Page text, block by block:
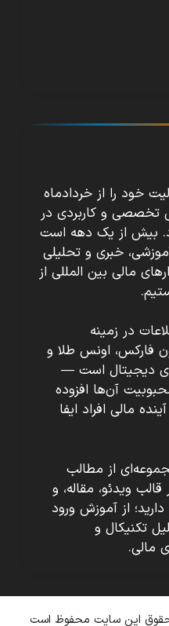
خود را از خردادماه
تخصصی و کاربردی در
بیش از یک دهه است
خبری و تحلیلی
مالی بین المللی از
در زمینه
فارکس، اونس طلا و
دیجیتال است —
آن‌ها افزوده
مالی افراد ایفا
از مطالب
ویدئو، مقاله، و
از آموزش ورود
تکنیکال و
مالی.
این سایت محفوظ است